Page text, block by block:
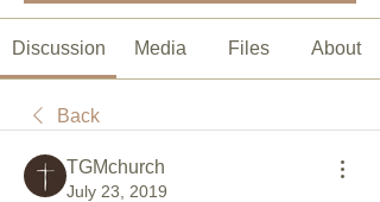
Discussion Media Files About
Back
TGMchurch
July 23, 2019